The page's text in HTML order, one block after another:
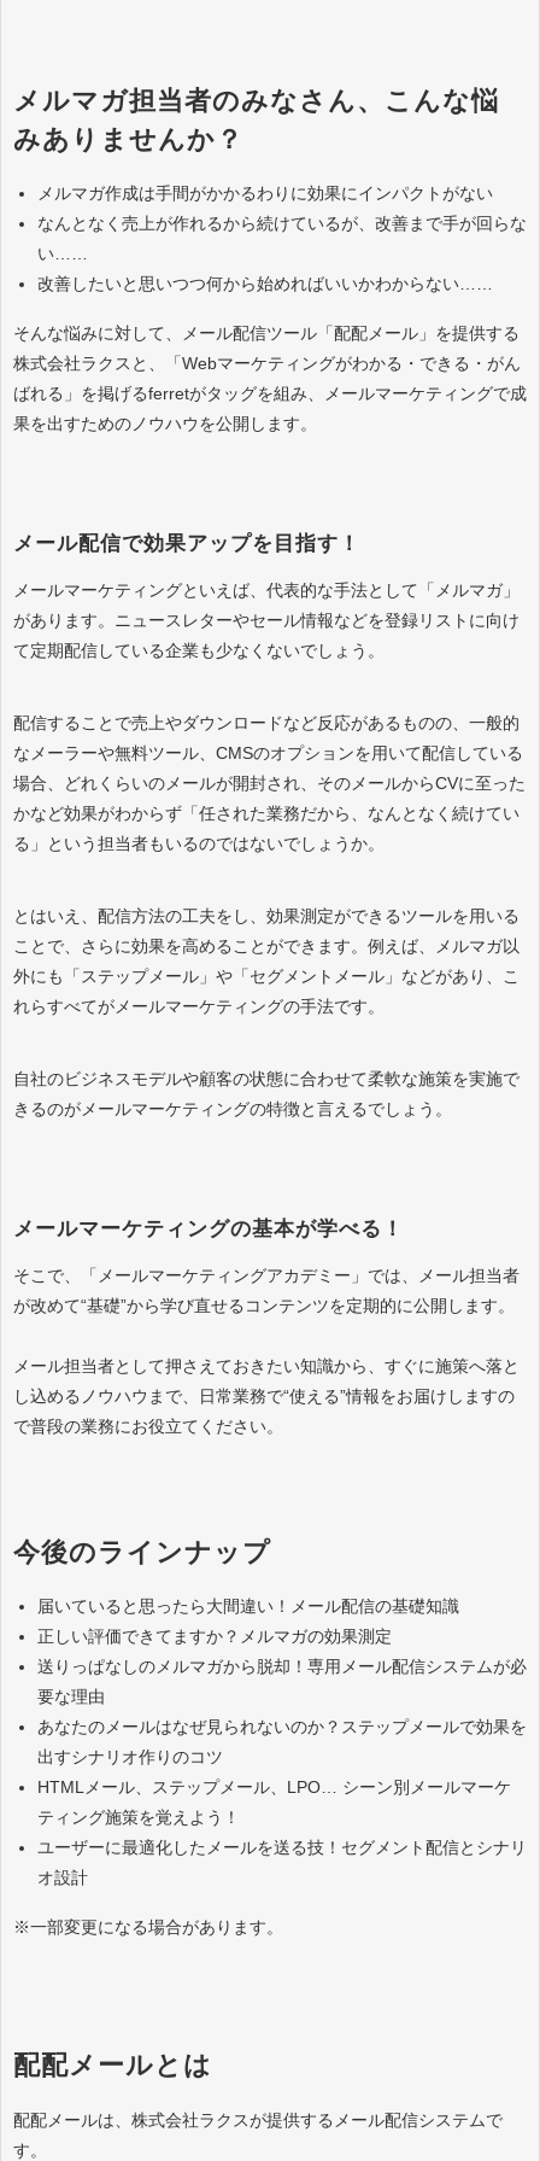
メルマガ担当者のみなさん、こんな悩
みありませんか？
メルマガ作成は手間がかかるわりに効果にインパクトがない
なんとなく売上が作れるから続けているが、改善まで手が回らな
い……
改善したいと思いつつ何から始めればいいかわからない……
そんな悩みに対して、メール配信ツール「配配メール」を提供する
株式会社ラクスと、「Webマーケティングがわかる・できる・がん
ばれる」を掲げるferretがタッグを組み、メールマーケティングで成
果を出すためのノウハウを公開します。
メール配信で効果アップを目指す！
メールマーケティングといえば、代表的な手法として「メルマガ」
があります。ニュースレターやセール情報などを登録リストに向け
て定期配信している企業も少なくないでしょう。
配信することで売上やダウンロードなど反応があるものの、一般的
なメーラーや無料ツール、CMSのオプションを用いて配信している
場合、どれくらいのメールが開封され、そのメールからCVに至った
かなど効果がわからず「任された業務だから、なんとなく続けてい
る」という担当者もいるのではないでしょうか。
とはいえ、配信方法の工夫をし、効果測定ができるツールを用いる
ことで、さらに効果を高めることができます。例えば、メルマガ以
外にも「ステップメール」や「セグメントメール」などがあり、こ
れらすべてがメールマーケティングの手法です。
自社のビジネスモデルや顧客の状態に合わせて柔軟な施策を実施で
きるのがメールマーケティングの特徴と言えるでしょう。
メールマーケティングの基本が学べる！
そこで、「メールマーケティングアカデミー」では、メール担当者
が改めて“基礎”から学び直せるコンテンツを定期的に公開します。
メール担当者として押さえておきたい知識から、すぐに施策へ落と
し込めるノウハウまで、日常業務で“使える”情報をお届けしますの
で普段の業務にお役立てください。
今後のラインナップ
届いていると思ったら大間違い！メール配信の基礎知識
正しい評価できてますか？メルマガの効果測定
送りっぱなしのメルマガから脱却！専用メール配信システムが必
要な理由
あなたのメールはなぜ見られないのか？ステップメールで効果を
出すシナリオ作りのコツ
HTMLメール、ステップメール、LPO… シーン別メールマーケ
ティング施策を覚えよう！
ユーザーに最適化したメールを送る技！セグメント配信とシナリ
オ設計
※一部変更になる場合があります。
配配メールとは
配配メールは、株式会社ラクスが提供するメール配信システムで
す。